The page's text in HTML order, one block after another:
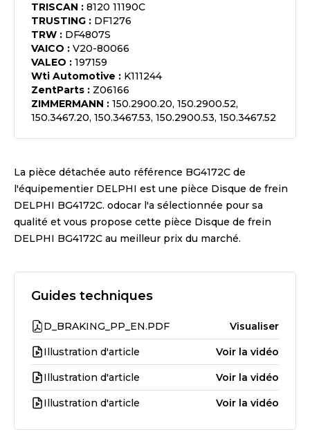
TRISCAN : 8120 11190C
TRUSTING : DF1276
TRW : DF4807S
VAICO : V20-80066
VALEO : 197159
Wti Automotive : K111244
ZentParts : Z06166
ZIMMERMANN : 150.2900.20, 150.2900.52,
150.3467.20, 150.3467.53, 150.2900.53, 150.3467.52
La pièce détachée auto référence BG4172C de
l'équipementier DELPHI est une pièce Disque de frein
DELPHI BG4172C. odocar l'a sélectionnée pour sa
qualité et vous propose cette pièce Disque de frein
DELPHI BG4172C au meilleur prix du marché.
Guides techniques
D_BRAKING_PP_EN.PDF Visualiser
Illustration d'article Voir la vidéo
Illustration d'article Voir la vidéo
Illustration d'article Voir la vidéo